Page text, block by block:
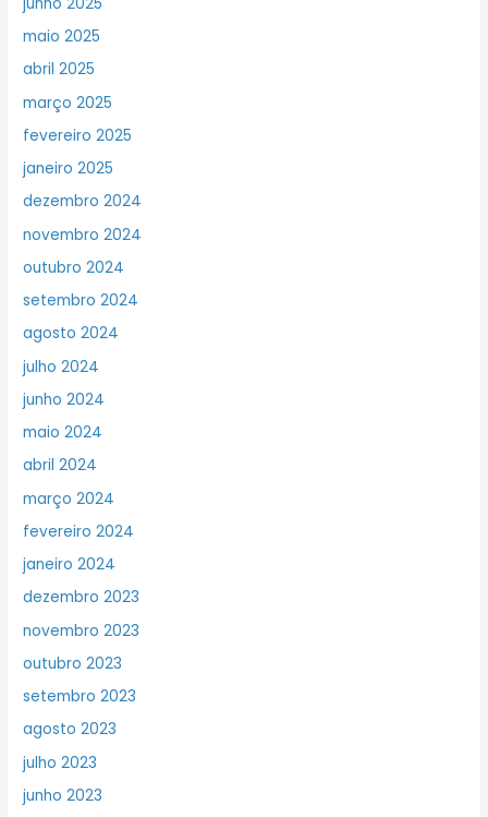
maio 2025
abril 2025
março 2025
fevereiro 2025
janeiro 2025
dezembro 2024
novembro 2024
outubro 2024
setembro 2024
agosto 2024
julho 2024
junho 2024
maio 2024
abril 2024
março 2024
fevereiro 2024
janeiro 2024
dezembro 2023
novembro 2023
outubro 2023
setembro 2023
agosto 2023
julho 2023
junho 2023